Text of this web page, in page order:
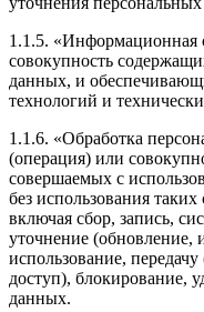
1.1.5.
совокупность
данных, и
технологий и
1.1.6. «Обработка
(операция) или
совершаемых с
без использования
включая сбор, запись,
уточнение (обновление,
использование,
доступ), блокирование,
данных.